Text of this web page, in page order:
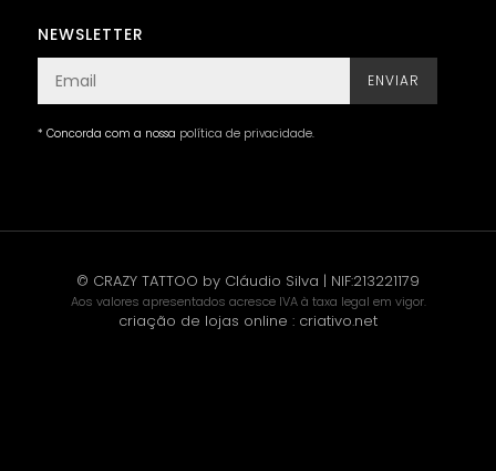
NEWSLETTER
ENVIAR
* Concorda com a nossa política de privacidade.
© CRAZY TATTOO by Cláudio Silva | NIF:213221179
Aos valores apresentados acresce IVA à taxa legal em vigor.
criação de lojas online : criativo.net